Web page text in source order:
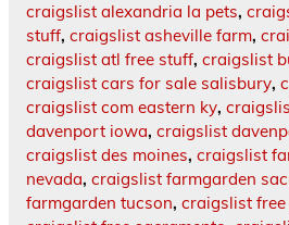
craigslist alexandria la pets,
stuff, craigslist asheville farm,
craigslist atl free stuff, craigslist
craigslist cars for sale salisbury,
craigslist com eastern ky,
davenport iowa, craigslist
craigslist des moines, craigslist
nevada, craigslist farmgarden
farmgarden tucson, craigslist